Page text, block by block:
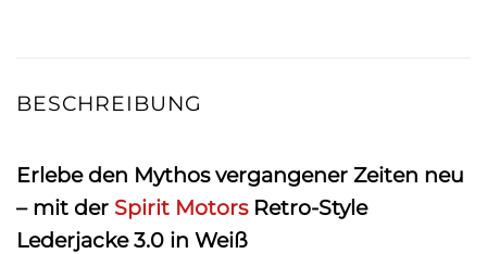
BESCHREIBUNG
Erlebe den Mythos vergangener Zeiten neu
– mit der Spirit MotorsRetro-Style
Lederjacke 3.0 in Weiß